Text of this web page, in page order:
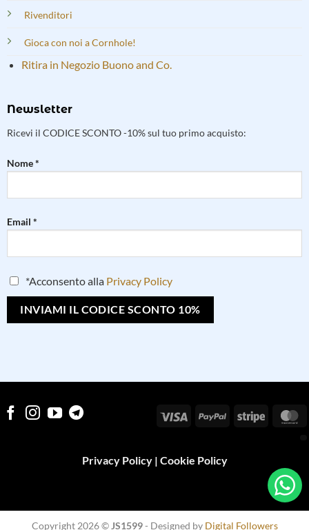
Rivenditori
Gioca con noi a Cornhole!
Ritira in Negozio Buono and Co.
Newsletter
Ricevi il CODICE SCONTO -10% sul tuo primo acquisto:
Nome *
Email *
*Acconsento alla Privacy Policy
Privacy Policy| Cookie Policy
Visa PayPal Stripe
Copyright 2026 © JS1599- Designed by Digital Followers